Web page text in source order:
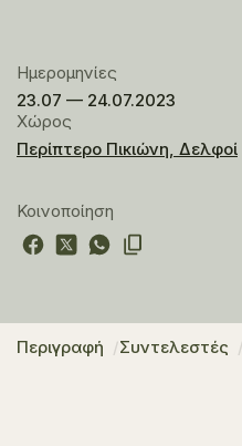
Ημερομηνίες
23.07 — 24.07.2023
Χώρος
Περίπτερο Πικιώνη, Δελφοί
Κοινοποίηση
Περιγραφή Συντελεστές